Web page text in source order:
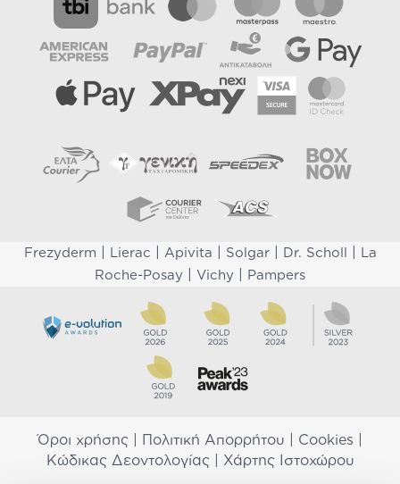
Frezyderm Lierac Apivita Solgar| Dr. Scholl
La
Roche-Posay
Vichy Pampers
Όροι χρήσης Πολιτική Απορρήτου Cookies
Κώδικας Δεοντολογίας| Χάρτης Ιστοχώρου